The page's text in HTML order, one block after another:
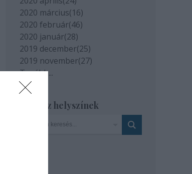
2020 március(16)
2020 február(46)
2020 január(28)
2019 december(25)
2019 november(27)
Tovább...
Szinház helyszínek